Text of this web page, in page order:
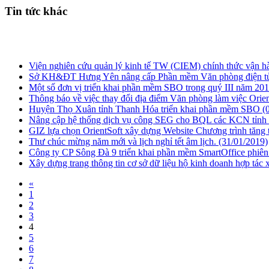
Tin tức khác
Viện nghiên cứu quản lý kinh tế TW (CIEM) chính thức vận
Sở KH&ĐT Hưng Yên nâng cấp Phần mềm Văn phòng điện
Một số đơn vị triển khai phần mềm SBO trong quý III năm
Thông báo về việc thay đổi địa điểm Văn phòng làm việc
Huyện Thọ Xuân tỉnh Thanh Hóa triển khai phần mềm SBO
Nâng cập hệ thống dịch vụ công SEG cho BQL các KCN
GIZ lựa chọn OrientSoft xây dựng Website Chương trình
Thư chúc mừng năm mới và lịch nghỉ tết âm lịch. (31/01/2019)
Công ty CP Sông Đà 9 triển khai phần mềm SmartOffice
Xây dựng trang thông tin cơ sở dữ liệu hộ kinh doanh hợp tác
«
1
2
3
4
5
6
7